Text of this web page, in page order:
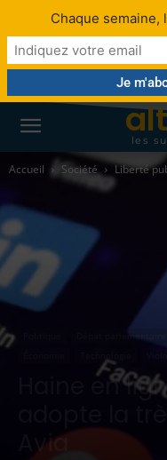
les
Accueil Société Liberté
Débat parlementaire
Haine en
adopte la
Avia
Chaque semaine,